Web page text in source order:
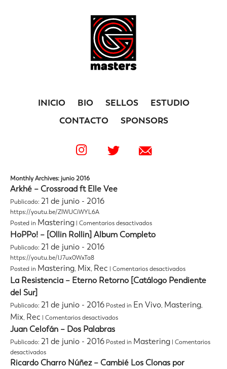
INICIO BIO SELLOS
ESTUDIO
CONTACTO
SPONSORS
Monthly Archives: junio 2016
Arkhé – Crossroad ft Elle Vee
Publicado: 21 de junio - 2016
https://youtu.be/ZIWUCiWYL6A
Posted in Mastering | Comentarios desactivadosen
–
Elle
Vee
HoPPo! – [Ollin Rollin] Album Completo
Publicado: 21 de junio - 2016
https://youtu.be/lJ7ux0WxTa8
Posted in Mastering, Mix, Rec | Comentarios desactivadosen
HoPPo!
–
Rollin]
La Resistencia – Eterno Retorno [Catálogo Pendiente
del Sur]
Publicado: 21 de junio - 2016 Posted in En Vivo, Mastering,
Mix, Rec | Comentarios desactivadosen
–
Retorno
Juan Celofán – Dos Palabras
Publicado: 21 de junio - 2016 Posted in Mastering | Comentarios
desactivadosen
Juan
Ricardo Charro Núñez – Cambié Los Clonas por